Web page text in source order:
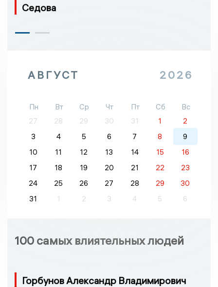
Седова
АВГУСТ 2026
Пн Вт Ср Чт Пт Сб
Вс
27
28 29 30 31 1
2
3
4 5 6 7 8
9
10
11 12 13 14 15
16
17
18 19 20 21 22
23
24
25 26 27 28 29
30
31
1 2 3 4 5 6
100 самых влиятельных людей
Горбунов Александр Владимирович